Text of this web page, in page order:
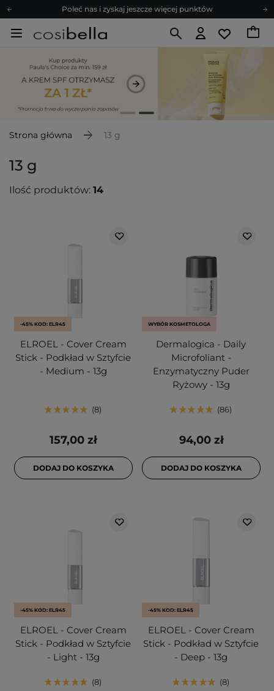
Poleć nas i zyskaj jeszcze więcej punktów
Zapisz się na newsletter pełen porad
Z nami to możliwe! Realizacja zamówienia do 24h.
Poleć nas i zyskaj jeszcze więcej punktów
Zapisz się na newsletter pełen porad
Strona główna 13 g
13 g
Ilość produktów: 14
-45% KOD: ELR45
ELROEL - Cover Cream
Stick - Podkład w Sztyfcie
- Medium - 13g
8
157,00 zł
DODAJ DO KOSZYKA
WYBÓR KOSMETOLOGA
Dermalogica - Daily
Microfoliant -
Enzymatyczny Puder
Ryżowy - 13g
86
94,00 zł
DODAJ DO KOSZYKA
-45% KOD: ELR45
ELROEL - Cover Cream
Stick - Podkład w Sztyfcie
- Light - 13g
8
-45% KOD: ELR45
ELROEL - Cover Cream
Stick - Podkład w Sztyfcie
- Deep - 13g
8